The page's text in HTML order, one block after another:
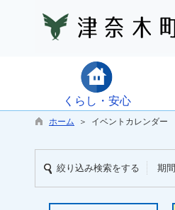
くらし・安心
ホーム ＞ イベントカレンダー
絞り込み検索をする 期間